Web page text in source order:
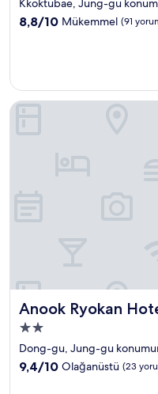
konaklama
Kkoktubae, Jung-gu
10
yorum)
8,8/10 Mükemmel (91
Anook Ryokan
Anook Ryokan Hotel
2.0
yıldızlı
konaklama
yeri
Dong-gu, Jung-gu
10
9,4/10 Olağanüstü (23
Anook Ryokan Hotel